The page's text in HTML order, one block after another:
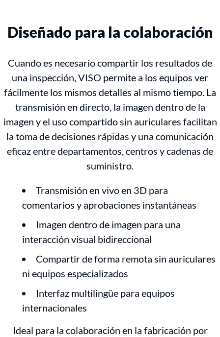
Diseñado para la colaboración
Cuando es necesario compartir los resultados de
una inspección, VISO permite a los equipos ver
fácilmente los mismos detalles al mismo tiempo. La
transmisión en directo, la imagen dentro de la
imagen y el uso compartido sin auriculares facilitan
la toma de decisiones rápidas y una comunicación
eficaz entre departamentos, centros y cadenas de
suministro.
Transmisión en vivo en 3D para
comentarios y aprobaciones instantáneas
Imagen dentro de imagen para una
interacción visual bidireccional
Compartir de forma remota sin auriculares
ni equipos especializados
Interfaz multilingüe para equipos
internacionales
Ideal para la colaboración en la fabricación por